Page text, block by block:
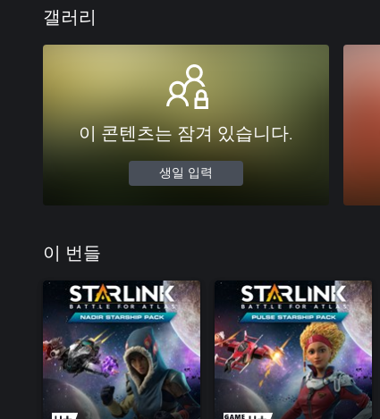
갤러리
이 콘텐츠는 잠겨 있습니다.
생일 입력
이 번들